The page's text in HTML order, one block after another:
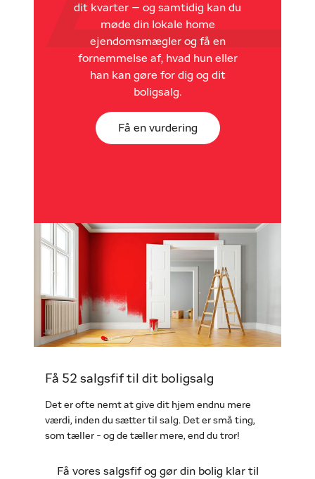
dit kvarter – og samtidig kan du
møde din lokale home
ejendomsmægler og få en
fornemmelse af, hvad hun eller
han kan gøre for dig og dit
boligsalg.
Få en vurdering
Få 52 salgsfif til dit boligsalg
Det er ofte nemt at give dit hjem endnu mere
værdi, inden du sætter til salg. Det er små ting,
som tæller - og de tæller mere, end du tror!
Få vores salgsfif og gør din bolig klar til